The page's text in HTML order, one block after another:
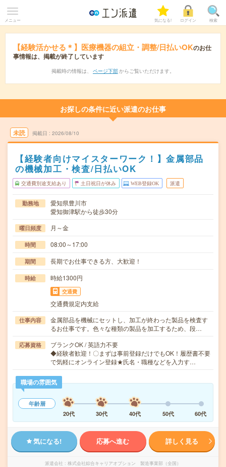
メニュー 気になる! ログイン 検索
【経験活かせる＊】医療機器の組立・調整/日払いOKのお仕
事情報は、掲載が終了しています
掲載時の情報は、 ページ下部 からご覧いただけます。
お探しの条件に近い派遣のお仕事
未読 掲載日 2026/08/10
【経験者向けマイスターワーク！】金属部品
の機械加工・検査/日払いOK
交通費別途支給あり 土日祝日が休み WEB登録OK 派遣
勤務地
愛知県豊川市
愛知御津駅から徒歩30分
曜日頻度 月～金
時間 08:00～17:00
期間 長期でお仕事できる方、大歓迎！
時給 時給1300円
交通費
交通費規定内支給
仕事内容
金属部品を機械にセットし、加工が終わった製品を検査す
るお仕事です。色々な種類の製品を加工するため、段…
応募資格
ブランクOK / 英語力不要
◆経験者歓迎！〇まずは事前登録だけでもOK！履歴書不要
で気軽にオンライン登録★氏名・職種などを入力す…
職場の雰囲気
年齢層
20代
30代 40代 50代 60代
気になる! 応募へ進む 詳しく見る
派遣会社 株式会社綜合キャリアオプション 製造事業部（全国）